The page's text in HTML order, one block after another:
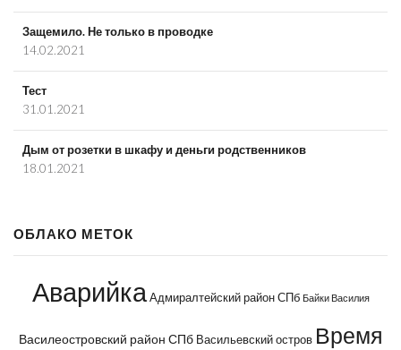
Защемило. Не только в проводке
14.02.2021
Тест
31.01.2021
Дым от розетки в шкафу и деньги родственников
18.01.2021
ОБЛАКО МЕТОК
Аварийка Адмиралтейский район СПб Байки Василия
Василеостровский район СПб Васильевский остров Время